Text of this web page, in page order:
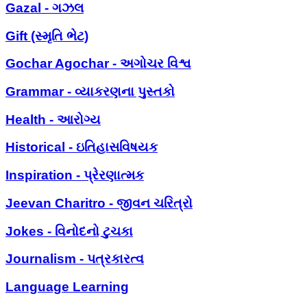
Gazal - ગઝલ
Gift (સ્મૃતિ ભેટ)
Gochar Agochar - અગોચર વિશ્વ
Grammar - વ્યાકરણના પુસ્તકો
Health - આરોગ્ય
Historical - ઇતિહાસવિષયક
Inspiration - પ્રેરણાત્મક
Jeevan Charitro - જીવન ચરિત્રો
Jokes - વિનોદનો ટુચકા
Journalism - પત્રકારત્વ
Language Learning